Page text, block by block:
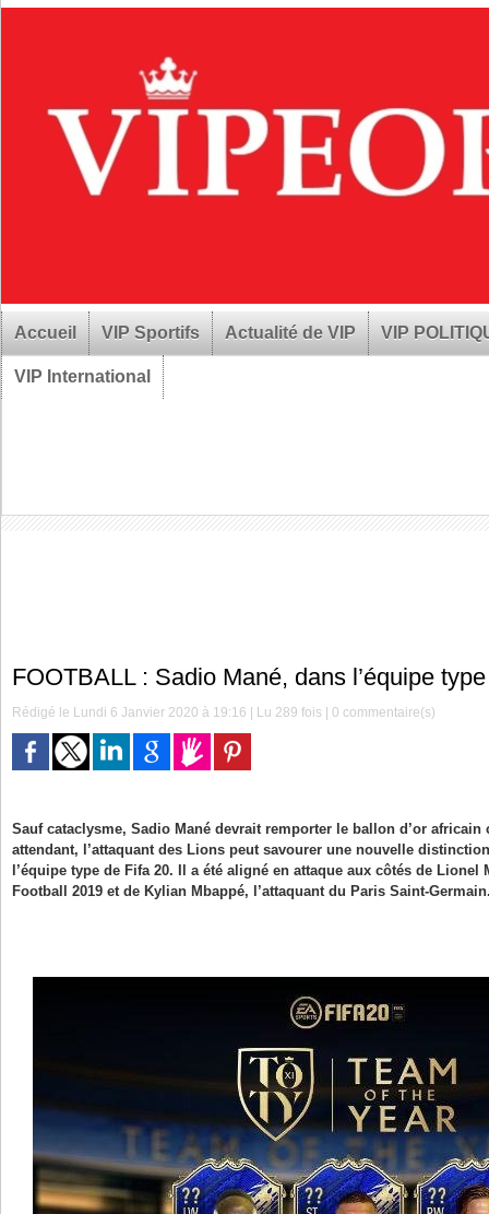
Accueil VIP Sportifs Actualité de VIP VIP
VIP International
FOOTBALL : Sadio Mané, dans l’équipe
Rédigé le Lundi 6 Janvier 2020 à 19:16 | Lu 289 fois |0 commentaire(s)
Sauf cataclysme, Sadio Mané devrait remporter le ballon d’or africain
attendant, l’attaquant des Lions peut savourer une nouvelle
l’équipe type de Fifa 20. Il a été aligné en attaque aux côtés de Lionel
Football 2019 et de Kylian Mbappé, l’attaquant du Paris Saint-